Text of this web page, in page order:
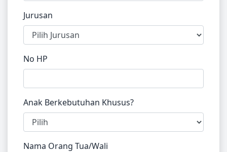
Jurusan
No HP
Anak Berkebutuhan Khusus?
Nama Orang Tua/Wali